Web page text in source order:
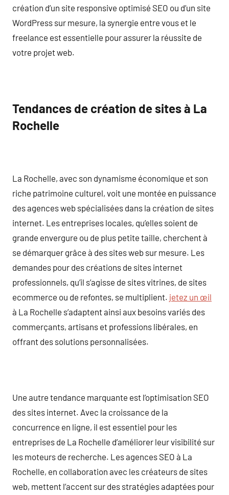
création d’un site responsive optimisé SEO ou d’un site
WordPress sur mesure, la synergie entre vous et le
freelance est essentielle pour assurer la réussite de
votre projet web.
Tendances de création de sites à La
Rochelle
La Rochelle, avec son dynamisme économique et son
riche patrimoine culturel, voit une montée en puissance
des agences web spécialisées dans la création de sites
internet. Les entreprises locales, qu’elles soient de
grande envergure ou de plus petite taille, cherchent à
se démarquer grâce à des sites web sur mesure. Les
demandes pour des créations de sites internet
professionnels, qu’il s’agisse de sites vitrines, de sites
ecommerce ou de refontes, se multiplient. jetez un œil
à La Rochelle s’adaptent ainsi aux besoins variés des
commerçants, artisans et professions libérales, en
offrant des solutions personnalisées.
Une autre tendance marquante est l’optimisation SEO
des sites internet. Avec la croissance de la
concurrence en ligne, il est essentiel pour les
entreprises de La Rochelle d’améliorer leur visibilité sur
les moteurs de recherche. Les agences SEO à La
Rochelle, en collaboration avec les créateurs de sites
web, mettent l’accent sur des stratégies adaptées pour